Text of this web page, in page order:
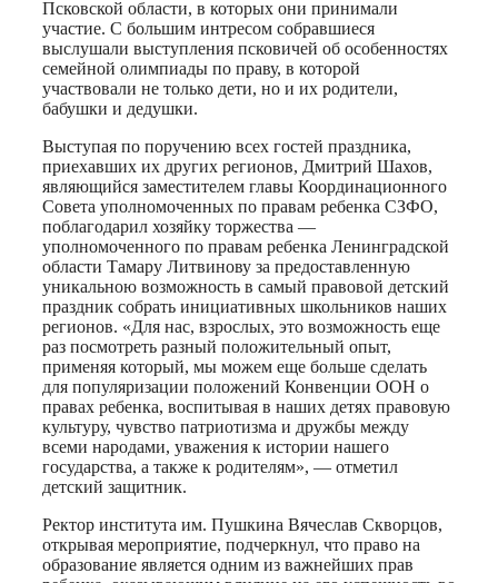
Псковской области, в которых они принимали
участие. С большим интресом собравшиеся
выслушали выступления псковичей об особенностях
семейной олимпиады по праву, в которой
участвовали не только дети, но и их родители,
бабушки и дедушки.
Выступая по поручению всех гостей праздника,
приехавших их других регионов, Дмитрий Шахов,
являющийся заместителем главы Координационного
Совета уполномоченных по правам ребенка СЗФО,
поблагодарил хозяйку торжества —
уполномоченного по правам ребенка Ленинградской
области Тамару Литвинову за предоставленную
уникальною возможность в самый правовой детский
праздник собрать инициативных школьников наших
регионов. «Для нас, взрослых, это возможность еще
раз посмотреть разный положительный опыт,
применяя который, мы можем еще больше сделать
для популяризации положений Конвенции ООН о
правах ребенка, воспитывая в наших детях правовую
культуру, чувство патриотизма и дружбы между
всеми народами, уважения к истории нашего
государства, а также к родителям», — отметил
детский защитник.
Ректор института им. Пушкина Вячеслав Скворцов,
открывая мероприятие, подчеркнул, что право на
образование является одним из важнейших прав